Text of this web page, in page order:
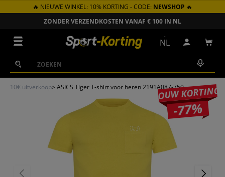
GA NAAR INHOUD
🔥 NIEUWE WINKEL: 10% KORTING - CODE: NEWSHOP 🔥
ZONDER VERZENDKOSTEN VANAF € 100 IN NL
Zoeken
Zoeken
NL Inloggen
10€ uitverkoop> ASICS Tiger T-shirt voor heren 2191A087-750JOUW KORTING
-77%
VORIGE